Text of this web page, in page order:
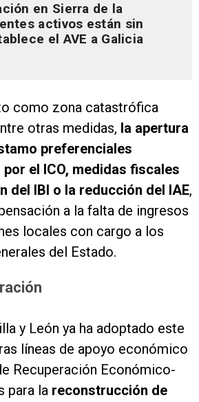
en Sierra de la
activos están sin
el AVE a Galicia
como zona catastrófica
otras medidas, la apertura
preferenciales
el ICO, medidas fiscales
del IBI o la reducción del IAE,
a la falta de ingresos
locales con cargo a los
del Estado.
y León ya ha adoptado este
líneas de apoyo económico
Recuperación Económico-
para la reconstrucción de